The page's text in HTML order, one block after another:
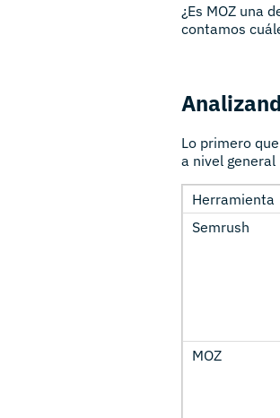
¿Es MOZ una
contamos
Lo primero
a nivel